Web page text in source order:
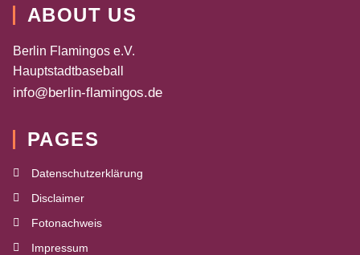
ABOUT US
Berlin Flamingos e.V.
Hauptstadtbaseball
info@berlin-flamingos.de
PAGES
Datenschutzerklärung
Disclaimer
Fotonachweis
Impressum